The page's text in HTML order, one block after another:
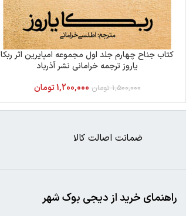
کتاب جناح چهارم جلد اول مجموعه امپایرین اثر ربکا
یاروز ترجمه خرامانی نشر آذرباد
1,500,000 تومان 1,200,000تومان
ضمانت اصالت کالا
راهنمای خرید از دیجی بوک شهر